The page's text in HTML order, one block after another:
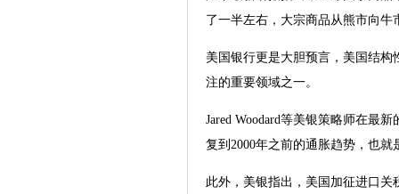
了一半左右，大宗商品从熊市向
美国银行更是大胆预言，美国结构
注的重要领域之一。
Jared Woodard等美银策略师在最
复到2000年之前的通胀趋势，也就
此外，美银指出，美国加征进口